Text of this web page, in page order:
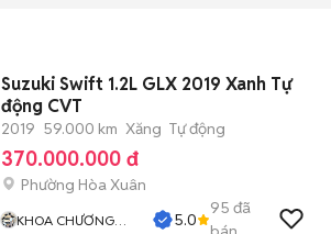
Suzuki Swift 1.2L GLX 2019 Xanh Tự
động CVT
2019 59.000 km Xăng Tự động
370.000.000 đ
Phường Hòa Xuân
KHOA CHƯƠNG
5.0
95 đã